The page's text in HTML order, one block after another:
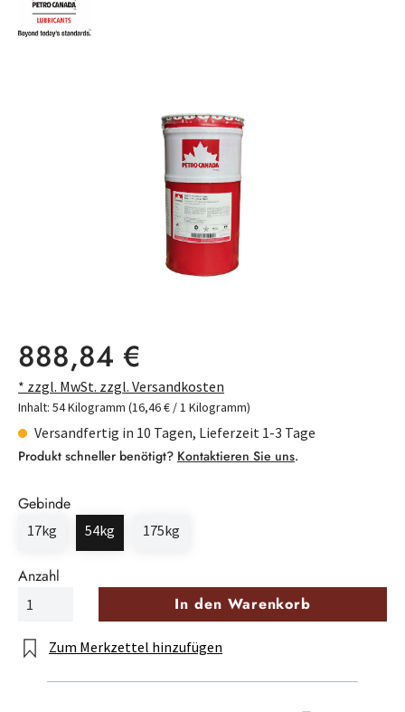
Regulärer Preis:
888,84 €
* zzgl. MwSt. zzgl. Versandkosten
Inhalt: 54 Kilogramm (16,46 € / 1 Kilogramm)
Versandfertig in 10 Tagen, Lieferzeit 1-3 Tage
Produkt schneller benötigt? Kontaktieren Sie uns.
Gebinde
17kg 54kg 175kg
Anzahl
In den Warenkorb
Zum Merkzettel hinzufügen